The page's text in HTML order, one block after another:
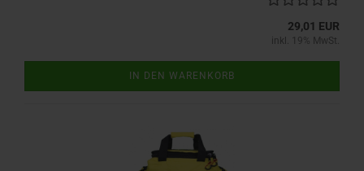
29,01 EUR
inkl. 19% MwSt.
IN DEN WARENKORB